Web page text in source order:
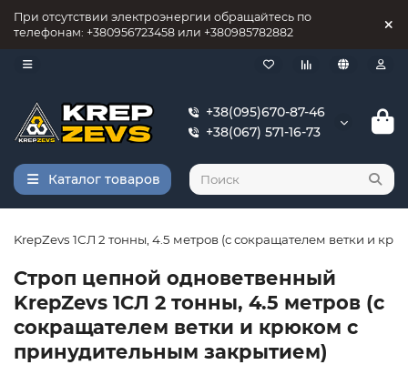
При отсутствии электроэнергии обращайтесь по
телефонам: +380956723458 или +380985782882
+38(095)670-87-46
+38(067) 571-16-73
Каталог товаров
KrepZevs 1СЛ 2 тонны, 4.5 метров (с сокращателем ветки и
Строп цепной одноветвенный
KrepZevs 1СЛ 2 тонны, 4.5 метров (с
сокращателем ветки и крюком с
принудительным закрытием)